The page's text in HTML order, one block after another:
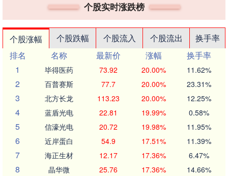
个股实时涨跌榜
个股涨幅 个股跌幅 个股流入 个股流出
换手率
排名
名称 最新价 涨幅
换手率
1
毕得医药 73.92 20.00% 11.62%
2 百普赛斯 77.7 20.00% 23.31%
3 北方长龙 113.23 20.00% 12.25%
4 蓝盾光电 22.81 19.99% 0.58%
5 信濠光电 20.72 19.98% 11.95%
6 近岸蛋白 54.9 17.51% 11.39%
7 海正生材 12.17 17.36% 6.47%
8 晶华微 25.76 17.36% 14.66%